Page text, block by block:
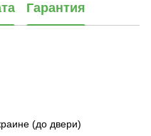
Гарантия
(до двери)